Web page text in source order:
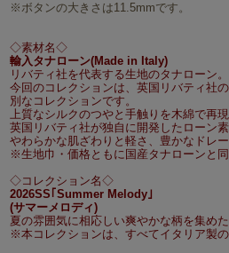
※ボタンの大きさは11.5mmです。
◇素材名◇
輸入タナローン(Made in Italy)
リバティ社を代表する生地のタナローン。
今回のコレクションは、英国リバティ社
別なコレクションです。
上質なシルクのつやと手触りを木綿で再
英国リバティ社が独自に開発したローン素
やわらかな肌ざわりと軽さ、豊かなドレー
※生地巾・価格ともに国産タナローンと同
◇コレクション名◇
2026SS｢Summer Melody｣
(サマーメロディ)
夏の雰囲気に相応しい爽やかな柄を集め
※本コレクションは、すべてイタリア製の